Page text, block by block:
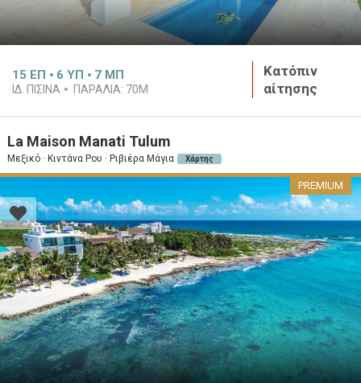
15 ΕΠ 6 ΥΠ 7 ΜΠ
ΙΔ. ΠΙΣΊΝΑ ΠΑΡΑΛΊΑ: 70M
Κατόπιν
αίτησης
La Maison Manati Tulum
Μεξικό · Κιντάνα Ρου · Ριβιέρα Μάγια Χάρτης
PREMIUM